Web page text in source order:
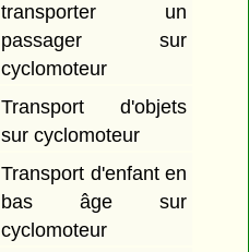
transporter un
passager sur
cyclomoteur
Transport d'objets
sur cyclomoteur
Transport d'enfant en
bas âge sur
cyclomoteur